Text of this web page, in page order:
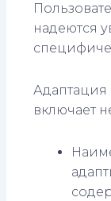
надеются
Адаптация
включает